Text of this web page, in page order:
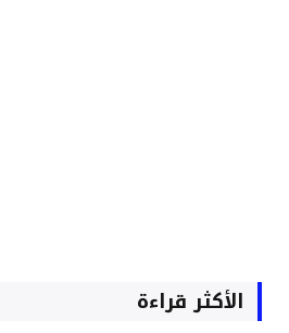
الأكثر قراءة